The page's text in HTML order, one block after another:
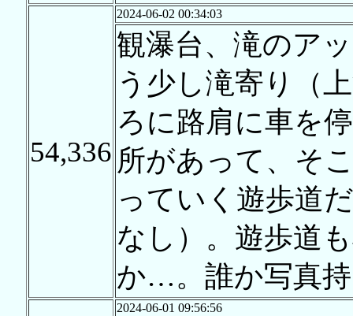
54,336
2024-06-02 00:34:03
観瀑台、滝のア
う少し滝寄り（
ろに路肩に車を
所があって、そ
っていく遊歩道
なし）。遊歩道
か…。誰か写真
2024-06-01 09:56:56